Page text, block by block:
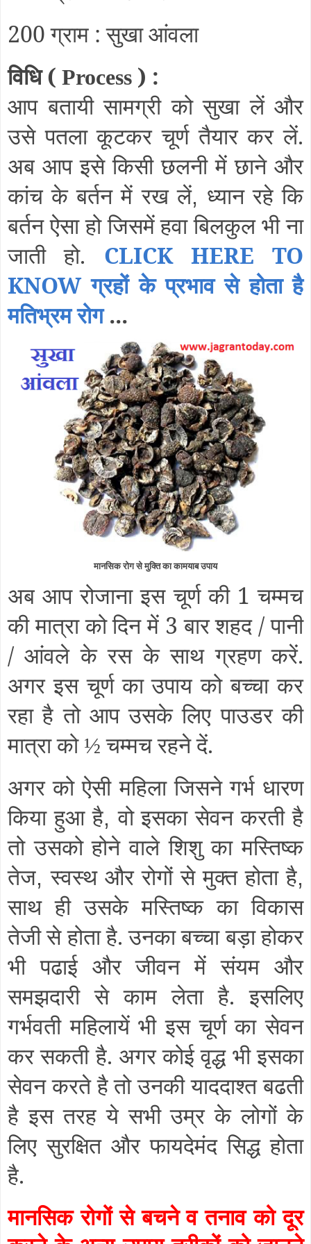
200 ग्राम : सुखा आंवला
विधि ( Process ) :
आप बतायी सामग्री को सुखा लें और
उसे पतला कूटकर चूर्ण तैयार कर लें.
अब आप इसे किसी छलनी में छाने और
कांच के बर्तन में रख लें, ध्यान रहे कि
बर्तन ऐसा हो जिसमें हवा बिलकुल भी ना
जाती हो. CLICK HERE TO
KNOW ग्रहों के प्रभाव से होता है
मतिभ्रम रोग...
मानसिक रोग से मुक्ति का कामयाब उपाय
अब आप रोजाना इस चूर्ण की 1 चम्मच
की मात्रा को दिन में 3 बार शहद / पानी
/ आंवले के रस के साथ ग्रहण करें.
अगर इस चूर्ण का उपाय को बच्चा कर
रहा है तो आप उसके लिए पाउडर की
मात्रा को ½ चम्मच रहने दें.
अगर को ऐसी महिला जिसने गर्भ धारण
किया हुआ है,वो इसका सेवन करती है
तो उसको होने वाले शिशु का मस्तिष्क
तेज,स्वस्थ और रोगों से मुक्त होता है,
साथ ही उसके मस्तिष्क का विकास
तेजी से होता है. उनका बच्चा बड़ा होकर
भी पढाई और जीवन में संयम और
समझदारी से काम लेता है. इसलिए
गर्भवती महिलायें भी इस चूर्ण का सेवन
कर सकती है. अगर कोई वृद्ध भी इसका
सेवन करते है तो उनकी याददाश्त बढती
है इस तरह ये सभी उम्र के लोगों के
लिए सुरक्षित और फायदेमंद सिद्ध होता
है.
मानसिक रोगों से बचने व तनाव को दूर